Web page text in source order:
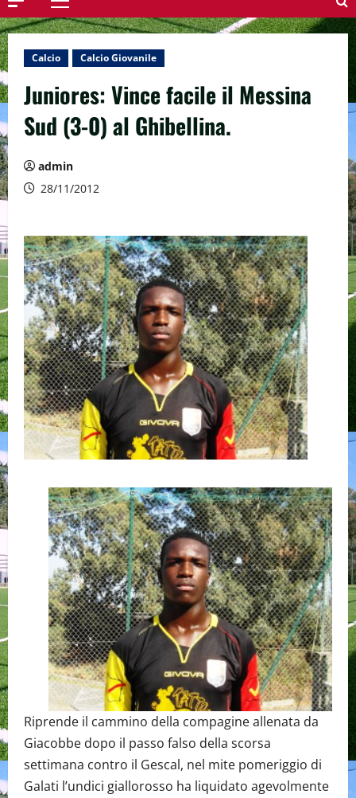
Menu
principale
Calcio Calcio Giovanile
Juniores: Vince facile il Messina
Sud (3-0) al Ghibellina.
admin
28/11/2012
Riprende il cammino della compagine allenata da
Giacobbe dopo il passo falso della scorsa
settimana contro il Gescal, nel mite pomeriggio di
Galati l’undici giallorosso ha liquidato agevolmente